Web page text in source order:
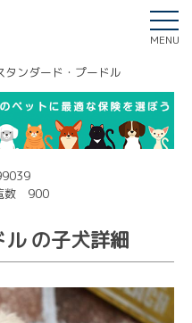
MENU
タンダード・プードル
数 900
の子犬詳細